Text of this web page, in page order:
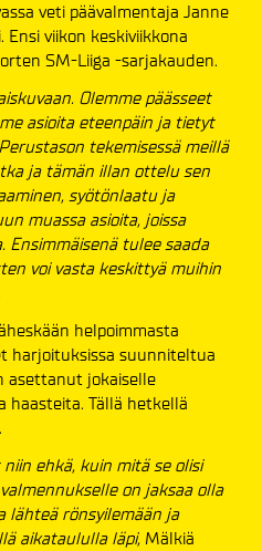
veti päävalmentaja Janne
viikon keskiviikkona
SM-Liiga -sarjakauden.
Olemme päässeet
asioita eteenpäin ja tietyt
tekemisessä meillä
ja tämän illan ottelu sen
syötönlaatu ja
muassa asioita, joissa
Ensimmäisenä tulee saada
voi vasta keskittyä muihin
helpoimmasta
harjoituksissa suunniteltua
asettanut jokaiselle
haasteita. Tällä hetkellä
ehkä, kuin mitä se olisi
on jaksaa olla
lähteä rönsyilemään ja
aikataululla läpi, Mälkiä